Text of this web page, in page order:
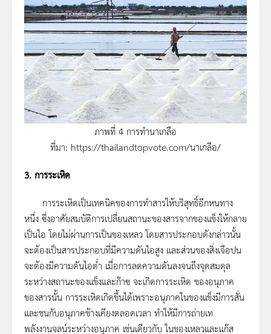
ภาพที่ 4 การทำนาเกลือ
ที่มา: https://thailandtopvote.com/นาเกลือ/
3. การระเหิด
การระเหิดเป็นเทคนิคของการทำสารให้บริสุทธิ์อีกหนทาง
หนึ่ง ซึ่งอาศัยสมบัติการเปลี่ยนสถานะของสารจากของแข็งให้กลาย
เป็นไอ โดยไม่ผ่านการเป็นของเหลว โดยสารประกอบดังกล่าวนั้น
จะต้องเป็นสารประกอบที่มีความดันไอสูง และส่วนของสิ่งเจือปน
จะต้องมีความดันไอต่ำ เมื่อการลดความดันลงจนถึงจุดสมดุล
ระหว่างสถานะของแข็งและก๊าซ จะเกิดการระเหิด ของอนุภาค
ของสารนั้น การระเหิดเกิดขึ้นได้เพราะอนุภาคในของแข็งมีการสั่น
และชนกับอนุภาคข้างเคียงตลอดเวลา ทำให้มีการถ่ายเท
พลังงานจลน์ระหว่างอนุภาค เช่นเดียวกับ ในของเหลวและแก๊ส